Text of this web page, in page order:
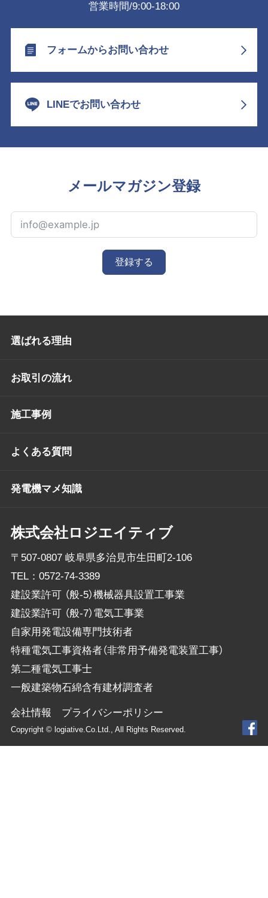
営業時間/9:00-18:00
フォームからお問い合わせ
LINEでお問い合わせ
メールマガジン登録
登録する
株式会社ロジエイティブ
〒507-0807 岐阜県多治見市生田町2-106
TEL： 0572-74-3389
建設業許可 （般-5）機械器具設置工事業
建設業許可 （般-7）電気工事業
自家用発電設備専門技術者
特種電気工事資格者（非常用予備発電装置工事）
第二種電気工事士
一般建築物石綿含有建材調査者
選ばれる理由
お取引の流れ
施工事例
よくある質問
発電機マメ知識
会社情報 プライバシーポリシー
Copyright © logiative.Co.Ltd., All Rights Reserved.